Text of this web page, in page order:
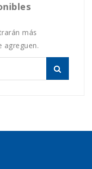
más
agreguen.